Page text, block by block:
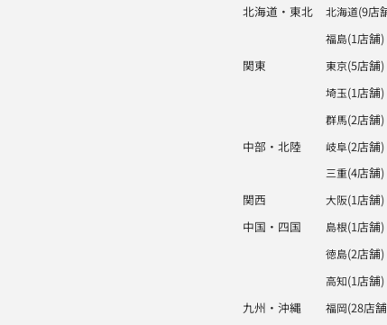
北海道・東北 北海道(9店
福島(1店舗)
関東
東京(5店舗)
埼玉(1店舗)
群馬(2店舗)
中部・北陸
岐阜(2店舗)
三重(4店舗)
関西
大阪(1店舗)
中国・四国
島根(1店舗)
徳島(2店舗)
高知(1店舗)
九州・沖縄
福岡(28店